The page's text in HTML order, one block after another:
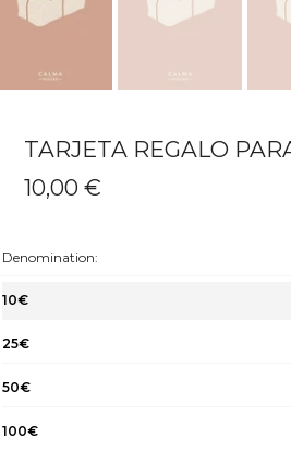
TARJETA REGALO
10,00 €
Denomination:
10€
25€
50€
100€